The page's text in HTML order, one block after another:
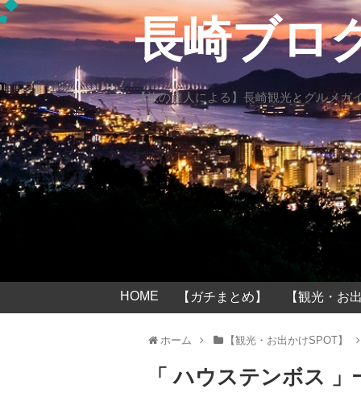
長崎ブロ
【旅の達人による】長崎観光とグルメガ
HOME 【ガチまとめ】 【観光・お
ホーム 【観光・お出かけSPOT】
「 ハウステンボス 」